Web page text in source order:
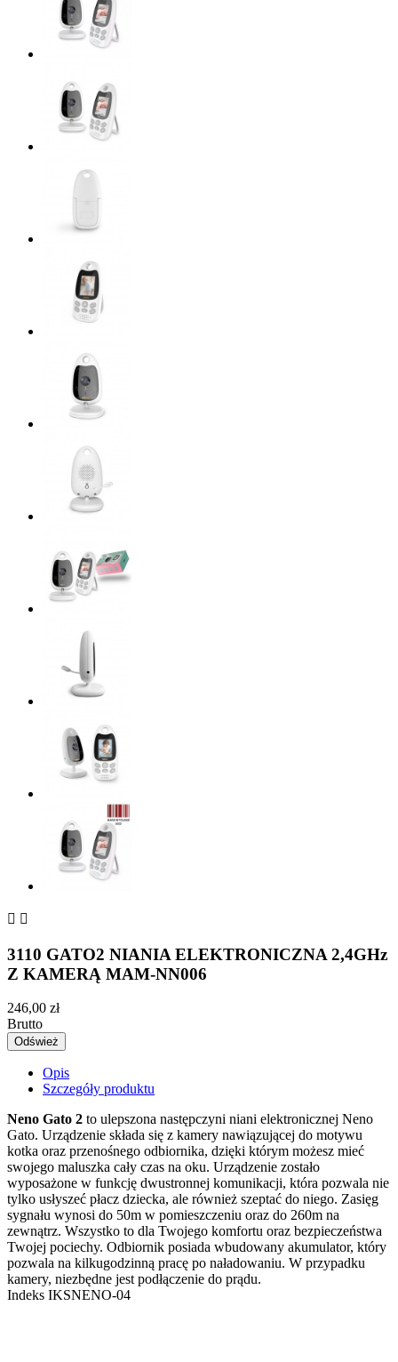
 
3110 GATO2 NIANIA ELEKTRONICZNA 2,4GHz
Z KAMERĄ MAM-NN006
246,00 zł
Brutto
Opis
Szczegóły produktu
Neno Gato 2 to ulepszona następczyni niani elektronicznej Neno
Gato. Urządzenie składa się z kamery nawiązującej do motywu
kotka oraz przenośnego odbiornika, dzięki którym możesz mieć
swojego maluszka cały czas na oku. Urządzenie zostało
wyposażone w funkcję dwustronnej komunikacji, która pozwala nie
tylko usłyszeć płacz dziecka, ale również szeptać do niego. Zasięg
sygnału wynosi do 50m w pomieszczeniu oraz do 260m na
zewnątrz. Wszystko to dla Twojego komfortu oraz bezpieczeństwa
Twojej pociechy. Odbiornik posiada wbudowany akumulator, który
pozwala na kilkugodzinną pracę po naładowaniu. W przypadku
kamery, niezbędne jest podłączenie do prądu.
Indeks IKSNENO-04